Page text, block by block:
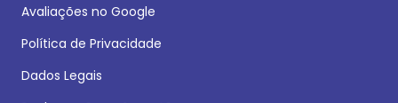
Avaliações no Google
Política de Privacidade
Dados Legais